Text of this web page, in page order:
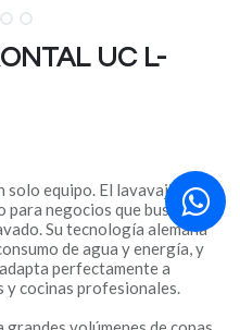
UC L-
solo equipo. El lavavajillas
negocios que buscan
Su tecnología alemana
de agua y energía, y
perfectamente a
cocinas profesionales.